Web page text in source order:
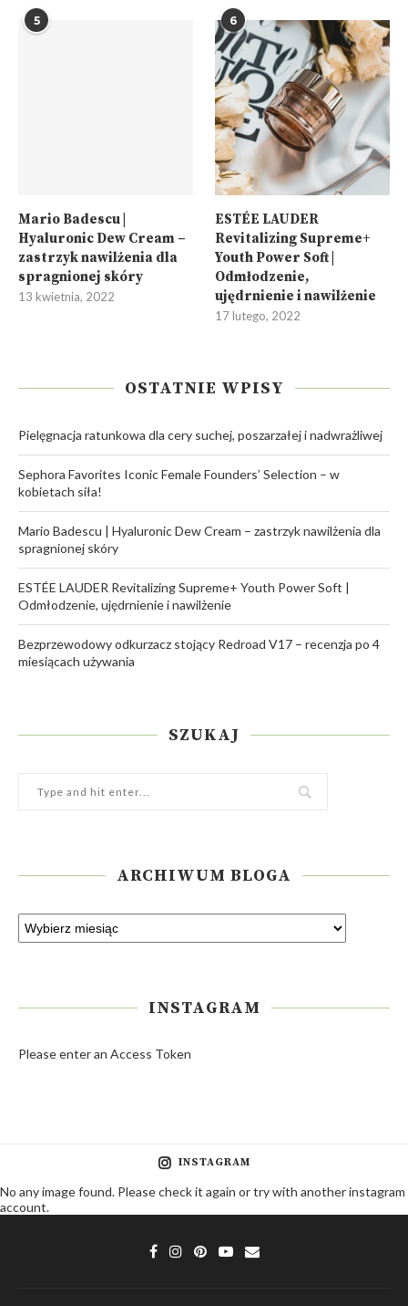
5
Mario Badescu |
Hyaluronic Dew Cream –
zastrzyk nawilżenia dla
spragnionej skóry
13 kwietnia, 2022
6
ESTÉE LAUDER
Revitalizing Supreme+
Youth Power Soft |
Odmłodzenie,
ujędrnienie i nawilżenie
17 lutego, 2022
OSTATNIE WPISY
Pielęgnacja ratunkowa dla cery suchej, poszarzałej i nadwrażliwej
Sephora Favorites Iconic Female Founders’ Selection – w
kobietach siła!
Mario Badescu | Hyaluronic Dew Cream – zastrzyk nawilżenia dla
spragnionej skóry
ESTÉE LAUDER Revitalizing Supreme+ Youth Power Soft |
Odmłodzenie, ujędrnienie i nawilżenie
Bezprzewodowy odkurzacz stojący Redroad V17 – recenzja po 4
miesiącach używania
SZUKAJ
ARCHIWUM BLOGA
INSTAGRAM
Please enter an Access Token
INSTAGRAM
No any image found. Please check it again or try with another instagram
account.